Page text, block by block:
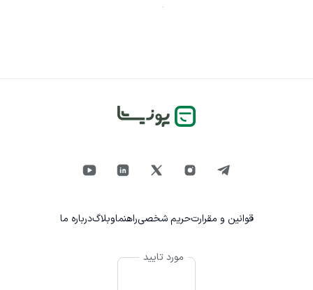
قوانین و مقرارتحریم شخصیراهنماوبلاگدرباره ما
مورد تایید